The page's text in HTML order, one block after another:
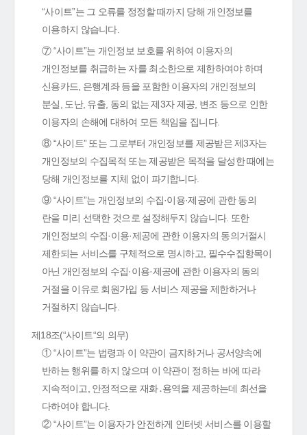
“사이트”는 그 오류를 정정할 때까지 당해 개인정보를
이용하지 않습니다.
⑦ “사이트”는 개인정보 보호를 위하여 이용자의
개인정보를 취급하는 자를 최소한으로 제한하여야 하며
신용카드, 은행계좌 등을 포함한 이용자의 개인정보의
분실, 도난, 유출, 동의 없는 제3자 제공, 변조 등으로 인한
이용자의 손해에 대하여 모든 책임을 집니다.
⑧ “사이트” 또는 그로부터 개인정보를 제공받은 제3자는
개인정보의 수집목적 또는 제공받은 목적을 달성한 때에는
당해 개인정보를 지체 없이 파기합니다.
⑨ “사이트”는 개인정보의 수집·이용·제공에 관한 동의
란을 미리 선택한 것으로 설정해두지 않습니다. 또한
개인정보의 수집·이용·제공에 관한 이용자의 동의거절시
제한되는 서비스를 구체적으로 명시하고, 필수수집항목이
아닌 개인정보의 수집·이용·제공에 관한 이용자의 동의
거절을 이유로 회원가입 등 서비스 제공을 제한하거나
거절하지 않습니다.
제18조(“사이트“의 의무)
① “사이트”는 법령과 이 약관이 금지하거나 공서양속에
반하는 행위를 하지 않으며 이 약관이 정하는 바에 따라
지속적이고, 안정적으로 재화․용역을 제공하는데 최선을
다하여야 합니다.
② “사이트”는 이용자가 안전하게 인터넷 서비스를 이용할